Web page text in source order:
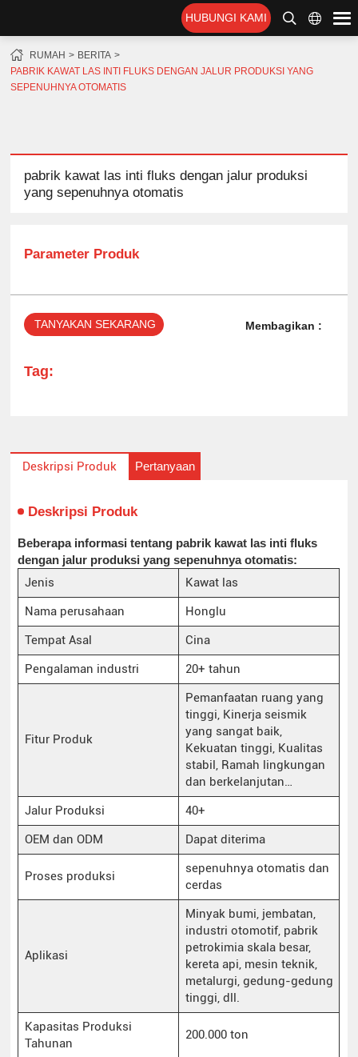
HUBUNGI KAMI
RUMAH
BERITA
PABRIK KAWAT LAS INTI FLUKS DENGAN JALUR PRODUKSI YANG
SEPENUHNYA OTOMATIS
pabrik kawat las inti fluks dengan jalur produksi
yang sepenuhnya otomatis
Parameter Produk
TANYAKAN SEKARANG Membagikan :
Tag:
Deskripsi Produk Pertanyaan
Deskripsi Produk
Beberapa informasi tentang pabrik kawat las inti fluks
dengan jalur produksi yang sepenuhnya otomatis:
Jenis
Kawat las
Nama perusahaan
Honglu
Tempat Asal
Cina
Pengalaman industri
20+ tahun
Fitur Produk
Pemanfaatan ruang yang
tinggi, Kinerja seismik
yang sangat baik,
Kekuatan tinggi, Kualitas
stabil, Ramah lingkungan
dan berkelanjutan…
Jalur Produksi
40+
OEM dan ODM
Dapat diterima
Proses produksi
sepenuhnya otomatis dan
cerdas
Aplikasi
Minyak bumi, jembatan,
industri otomotif, pabrik
petrokimia skala besar,
kereta api, mesin teknik,
metalurgi, gedung-gedung
tinggi, dll.
Kapasitas Produksi
Tahunan
200.000 ton